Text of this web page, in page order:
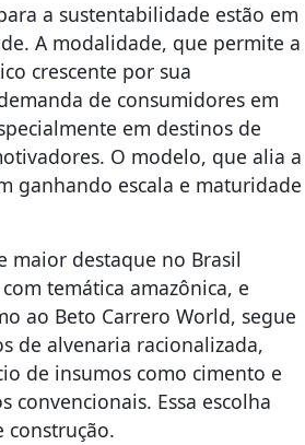
a sustentabilidade estão em
A modalidade, que permite a
crescente por sua
de consumidores em
em destinos de
O modelo, que alia a
ganhando escala e maturidade
maior destaque no Brasil
temática amazônica, e
ao Beto Carrero World, segue
de alvenaria racionalizada,
de insumos como cimento e
Essa escolha
construção.